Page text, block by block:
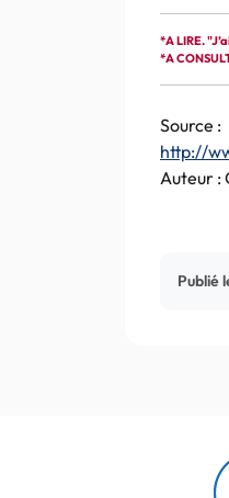
*A LIRE.
*A
Source :
http://
Auteur :
Publié